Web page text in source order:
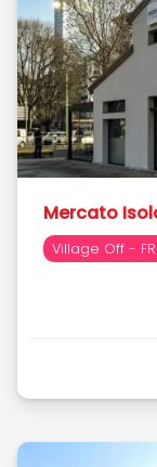
Village Off -